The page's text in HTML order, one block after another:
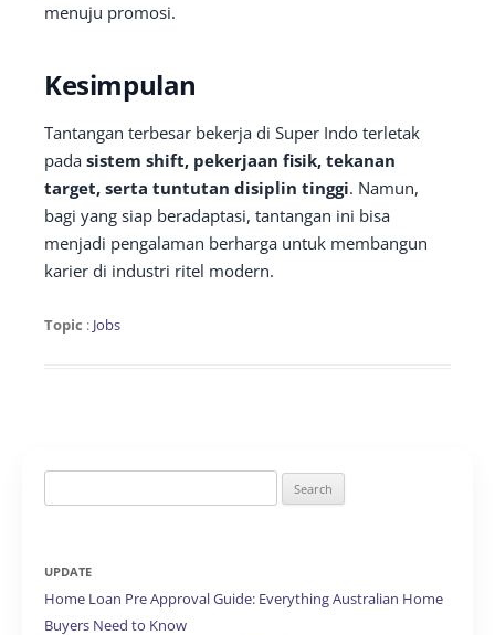
menuju promosi.
Kesimpulan
Tantangan terbesar bekerja di Super Indo terletak
pada sistem shift, pekerjaan fisik, tekanan
target, serta tuntutan disiplin tinggi. Namun,
bagi yang siap beradaptasi, tantangan ini bisa
menjadi pengalaman berharga untuk membangun
karier di industri ritel modern.
Topic : Jobs
for:
UPDATE
Home Loan Pre Approval Guide: Everything Australian Home
Buyers Need to Know